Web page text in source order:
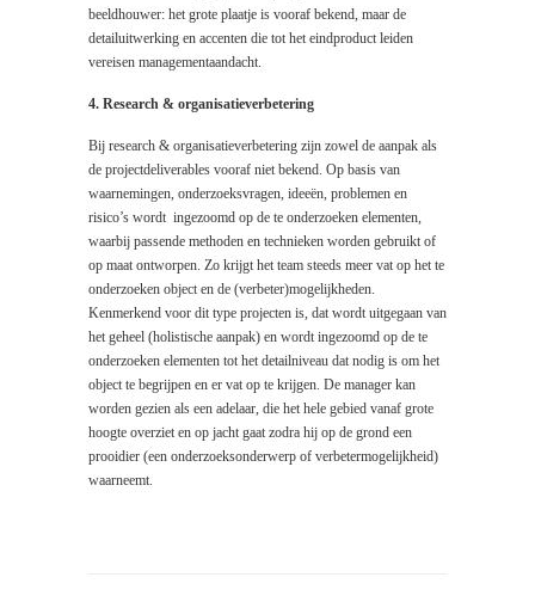
beeldhouwer: het grote plaatje is vooraf bekend, maar de
detailuitwerking en accenten die tot het eindproduct leiden
vereisen managementaandacht.
4. Research & organisatieverbetering
Bij research & organisatieverbetering zijn zowel de aanpak als
de projectdeliverables vooraf niet bekend. Op basis van
waarnemingen, onderzoeksvragen, ideeën, problemen en
risico’s wordt ingezoomd op de te onderzoeken elementen,
waarbij passende methoden en technieken worden gebruikt of
op maat ontworpen. Zo krijgt het team steeds meer vat op het te
onderzoeken object en de (verbeter)mogelijkheden.
Kenmerkend voor dit type projecten is, dat wordt uitgegaan van
het geheel (holistische aanpak) en wordt ingezoomd op de te
onderzoeken elementen tot het detailniveau dat nodig is om het
object te begrijpen en er vat op te krijgen. De manager kan
worden gezien als een adelaar, die het hele gebied vanaf grote
hoogte overziet en op jacht gaat zodra hij op de grond een
prooidier (een onderzoeksonderwerp of verbetermogelijkheid)
waarneemt.